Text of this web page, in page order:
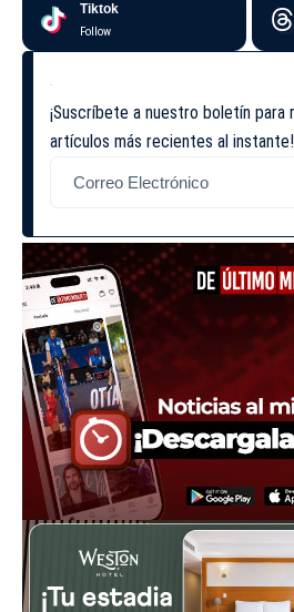
Tiktok
Follow
¡Suscríbete a nuestro boletín para
artículos más recientes al instante!